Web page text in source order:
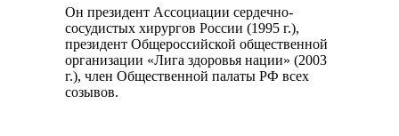
Он президент Ассоциации сердечно-
сосудистых хирургов России (1995 г.),
президент Общероссийской общественной
организации «Лига здоровья нации» (2003
г.), член Общественной палаты РФ всех
созывов.